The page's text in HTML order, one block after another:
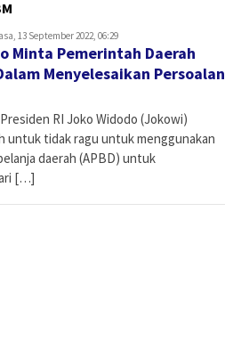
13 September 2022, 06:29
Minta Pemerintah Daerah
Menyelesaikan Persoalan
RI Joko Widodo (Jokowi)
untuk tidak ragu untuk menggunakan
daerah (APBD) untuk
[…]